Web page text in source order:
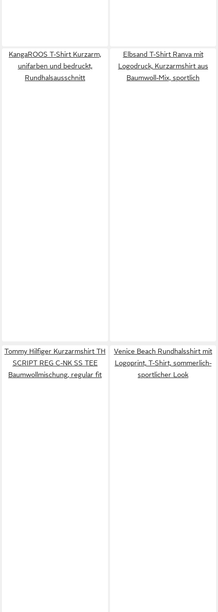
KangaROOS T-Shirt Kurzarm,
unifarben und bedruckt,
Rundhalsausschnitt
Elbsand T-Shirt Ranva mit
Logodruck, Kurzarmshirt aus
Baumwoll-Mix, sportlich
Tommy Hilfiger Kurzarmshirt TH
SCRIPT REG C-NK SS TEE
Baumwollmischung, regular fit
Venice Beach Rundhalsshirt mit
Logoprint, T-Shirt, sommerlich-
sportlicher Look